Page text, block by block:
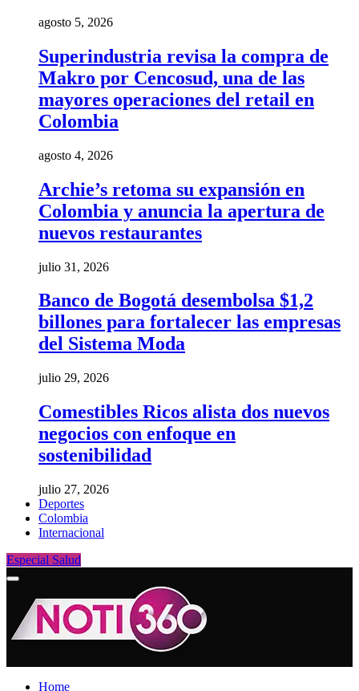
agosto 5, 2026
Superindustria revisa la compra de
Makro por Cencosud, una de las
mayores operaciones del retail en
Colombia
agosto 4, 2026
Archie’s retoma su expansión en
Colombia y anuncia la apertura de
nuevos restaurantes
julio 31, 2026
Banco de Bogotá desembolsa $1,2
billones para fortalecer las empresas
del Sistema Moda
julio 29, 2026
Comestibles Ricos alista dos nuevos
negocios con enfoque en
sostenibilidad
julio 27, 2026
Deportes
Colombia
Internacional
Especial Salud
Home